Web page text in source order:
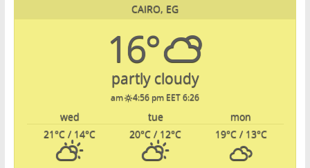
CAIRO, EG
16°
partly cloudy
6:26 am
4:56 pm EET
mon
tue
wed
19°C/ 13°C
20°C / 12°C
21°C / 14°C